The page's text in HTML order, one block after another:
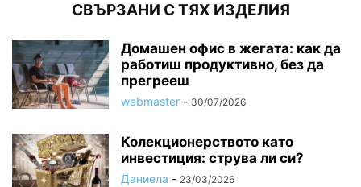
СВЪРЗАНИ С ТЯХ ИЗДЕЛИЯ
Домашен офис в жегата: как да
работиш продуктивно, без да
прегрееш
webmaster - 30/07/2026
Колекционерството като
инвестиция: струва ли си?
Даниела - 23/03/2026